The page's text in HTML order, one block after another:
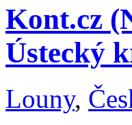
Kont.cz
Ústecký
Louny,